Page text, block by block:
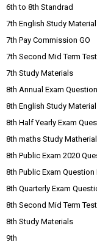
6th to 8th Standrad
7th English Study
7th Pay Commission GO
7th Second Mid Term
7th Study Materials
8th Annual Exam
8th English Study
8th Half Yearly Exam
8th maths Study
8th Public Exam 2020
8th Public Exam
8th Quarterly Exam
8th Second Mid Term
8th Study Materials
9th